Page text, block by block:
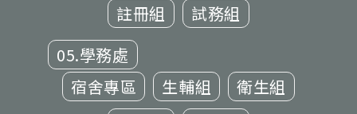
註冊組
試務組
05.學務處
宿舍專區
生輔組
衛生組